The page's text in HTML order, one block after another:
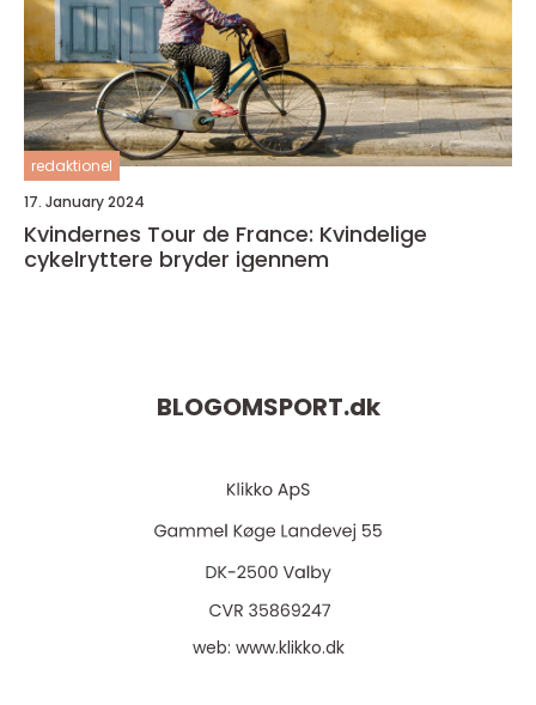
redaktionel
17. January 2024
Kvindernes Tour de France: Kvindelige
cykelryttere bryder igennem
BLOGOMSPORT.dk
web: www.klikko.dk